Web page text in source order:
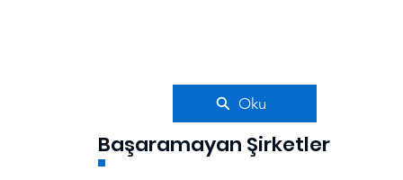
Başaramayan Şirketler
Oku